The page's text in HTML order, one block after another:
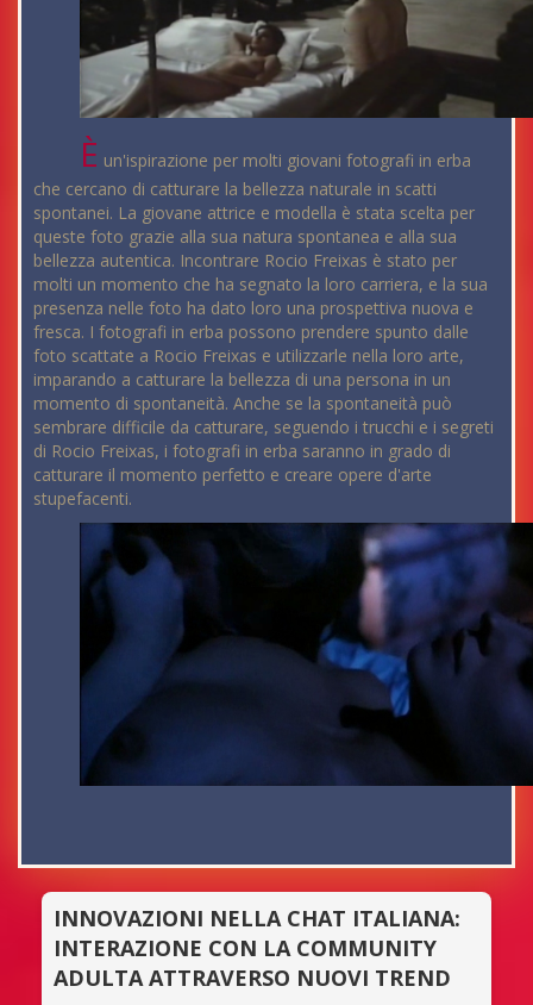
È un'ispirazione per molti giovani fotografi in erba
che cercano di catturare la bellezza naturale in scatti
spontanei. La giovane attrice e modella è stata scelta per
queste foto grazie alla sua natura spontanea e alla sua
bellezza autentica. Incontrare Rocio Freixas è stato per
molti un momento che ha segnato la loro carriera, e la sua
presenza nelle foto ha dato loro una prospettiva nuova e
fresca. I fotografi in erba possono prendere spunto dalle
foto scattate a Rocio Freixas e utilizzarle nella loro arte,
imparando a catturare la bellezza di una persona in un
momento di spontaneità. Anche se la spontaneità può
sembrare difficile da catturare, seguendo i trucchi e i segreti
di Rocio Freixas, i fotografi in erba saranno in grado di
catturare il momento perfetto e creare opere d'arte
stupefacenti.
INNOVAZIONI NELLA CHAT ITALIANA:
INTERAZIONE CON LA COMMUNITY
ADULTA ATTRAVERSO NUOVI TREND